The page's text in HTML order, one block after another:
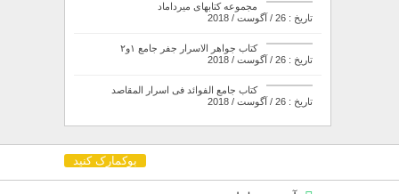
مجموعه کتابهای میرداماد
تاریخ : 26 / آگوست / 2018
کتاب جواهر الاسرار جفر جامع ۱و۲
تاریخ : 26 / آگوست / 2018
کتاب جامع الفوائد فی اسرار المقاصد
تاریخ : 26 / آگوست / 2018
بوکمارک کنید